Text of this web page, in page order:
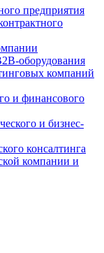
предприятия
оборудования
компаний
и финансового
и бизнес-
консалтинга
компании и